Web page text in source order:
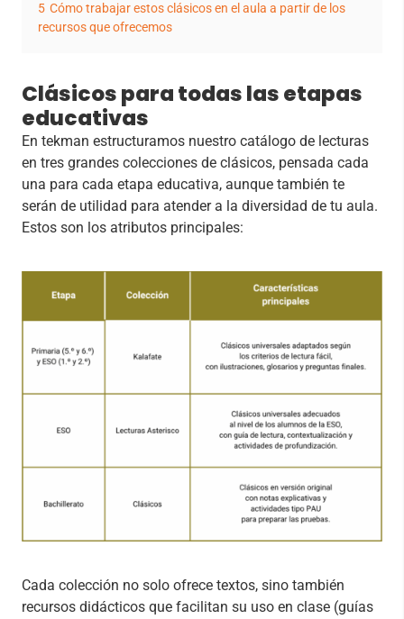
5 Cómo trabajar estos clásicos en el aula a partir de los
recursos que ofrecemos
Clásicos para todas las etapas
educativas
En tekman estructuramos nuestro catálogo de lecturas
en tres grandes colecciones de clásicos, pensada cada
una para cada etapa educativa, aunque también te
serán de utilidad para atender a la diversidad de tu aula.
Estos son los atributos principales:
Cada colección no solo ofrece textos, sino también
recursos didácticos que facilitan su uso en clase (guías